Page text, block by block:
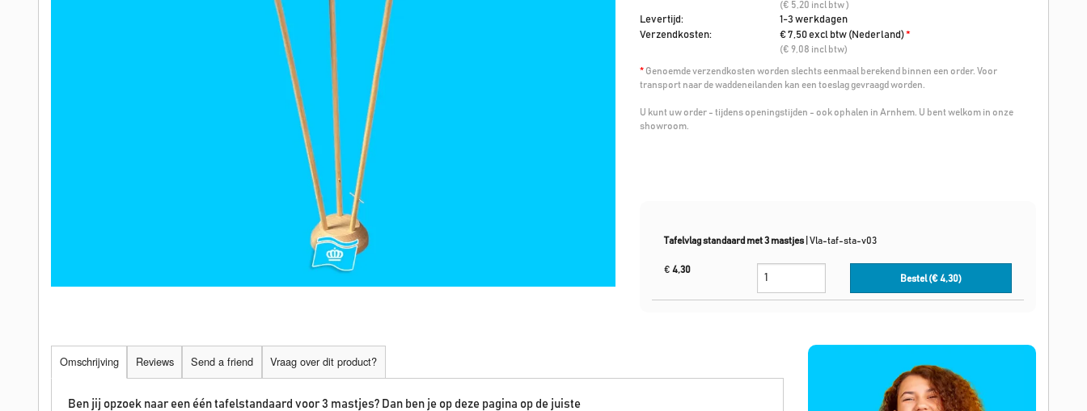
(€ 5,20 incl btw )
Levertijd:
1-3 werkdagen
Verzendkosten:
€ 7,50 excl btw (Nederland)*
(€ 9,08 incl btw)
* Genoemde verzendkosten worden slechts eenmaal berekend binnen een order. Voor
transport naar de waddeneilanden kan een toeslag gevraagd worden.
U kunt uw order - tijdens openingstijden - ook ophalen in Arnhem. U bent welkom in onze
showroom.
Tafelvlag standaard met 3 mastjes Vla-taf-sta-v03
€ 4,30
Bestel (€4,30)
Omschrijving Reviews Send a friend Vraag over dit product?
Ben jij opzoek naar een één tafelstandaard voor 3 mastjes? Dan ben je op deze pagina op de juiste